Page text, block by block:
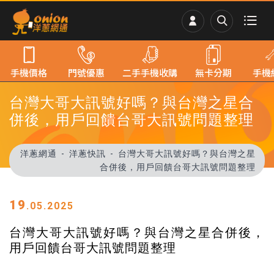
台灣大哥大訊號好嗎？與台灣之星合
併後，用戶回饋台哥大訊號問題整理
洋蔥網通 洋蔥快訊
台灣大哥大訊號好嗎？與台灣之星
合併後，用戶回饋台哥大訊號問題整理
19 .05.2025
台灣大哥大訊號好嗎？與台灣之星合併後，
用戶回饋台哥大訊號問題整理
手機價格 門號優惠 二手手機收購 無卡分期 手機